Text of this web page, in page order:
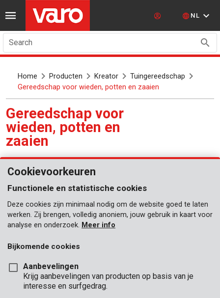
NL
Search
Home Producten Kreator
Tuingereedschap
Gereedschap voor wieden, potten en zaaien
Gereedschap voor
wieden, potten en
zaaien
Tuingereedschap
Handtroffels
Nieuw Element
Harken
Bollenplanter
Tuingereedschap set
Zaaigereedschap
Cookievoorkeuren
Functionele en statistische cookies
Deze cookies zijn minimaal nodig om de website goed te laten
werken. Zij brengen, volledig anoniem, jouw gebruik in kaart voor
analyse en onderzoek. Meer info
Bijkomende cookies
Aanbevelingen
Krijg aanbevelingen van producten op basis van je
interesse en surfgedrag.